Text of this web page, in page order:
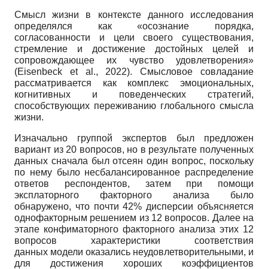
Смысл жизни в контексте данного исследования
определялся как «осознание порядка,
согласованности и цели своего существования,
стремление и достижение достойных целей и
сопровождающее их чувство удовлетворения»
(Eisenbeck et al., 2022). Смысловое совладание
рассматривается как комплекс эмоциональных,
когнитивных и поведенческих стратегий,
способствующих переживанию глобального смысла
жизни.
Изначально группой экспертов был предложен
вариант из 20 вопросов, но в результате полученных
данных сначала был отсеян один вопрос, поскольку
по нему было несбалансированное распределение
ответов респондентов, затем при помощи
эксплаторного факторного анализа было
обнаружено, что почти 42% дисперсии объясняется
однофакторным решением из 12 вопросов. Далее на
этапе конфиматорного факторного анализа этих 12
вопросов характеристики соответствия
данных модели оказались неудовлетворительными, и
для достижения хороших коэффициентов